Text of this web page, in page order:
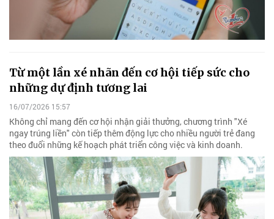
Từ một lần xé nhãn đến cơ hội tiếp sức cho
những dự định tương lai
16/07/2026 15:57
Không chỉ mang đến cơ hội nhận giải thưởng, chương trình "Xé
ngay trúng liền" còn tiếp thêm động lực cho nhiều người trẻ đang
theo đuổi những kế hoạch phát triển công việc và kinh doanh.